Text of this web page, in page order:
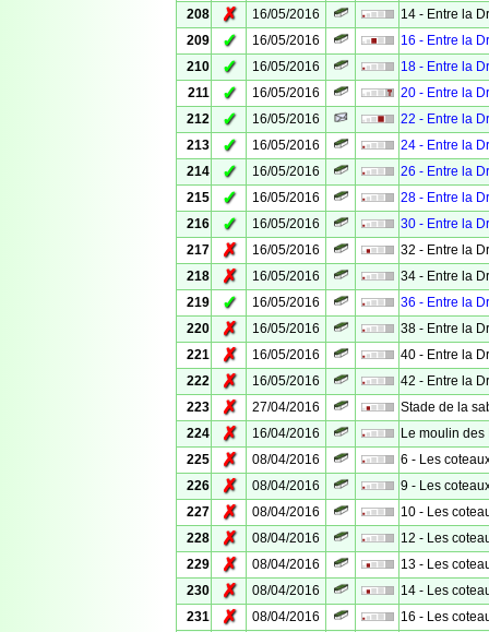
208
✗ 16/05/2016
14 - Entre la
209
✓ 16/05/2016
16 - Entre la
210
✓ 16/05/2016
18 - Entre la
211
✓ 16/05/2016
20 - Entre la
212
✓ 16/05/2016
22 - Entre la
213
✓ 16/05/2016
24 - Entre la
214
✓ 16/05/2016
26 - Entre la
215
✓ 16/05/2016
28 - Entre la
216
✓ 16/05/2016
30 - Entre la
217
✗ 16/05/2016
32 - Entre la
218
✗ 16/05/2016
34 - Entre la
219
✓ 16/05/2016
36 - Entre la
220
✗ 16/05/2016
38 - Entre la
221
✗ 16/05/2016
40 - Entre la
222
✗ 16/05/2016
42 - Entre la
223
✗ 27/04/2016
Stade de la
224
✗ 16/04/2016
Le moulin des
225
✗ 08/04/2016
6 - Les
226
✗ 08/04/2016
9 - Les
227
✗ 08/04/2016
10 - Les
228
✗ 08/04/2016
12 - Les
229
✗ 08/04/2016
13 - Les
230
✗ 08/04/2016
14 - Les
231
✗ 08/04/2016
16 - Les